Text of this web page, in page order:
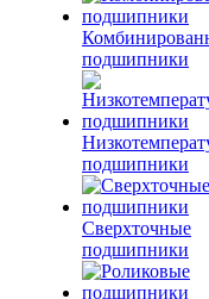
подшипники
подшипники
Сверхточные
подшипники